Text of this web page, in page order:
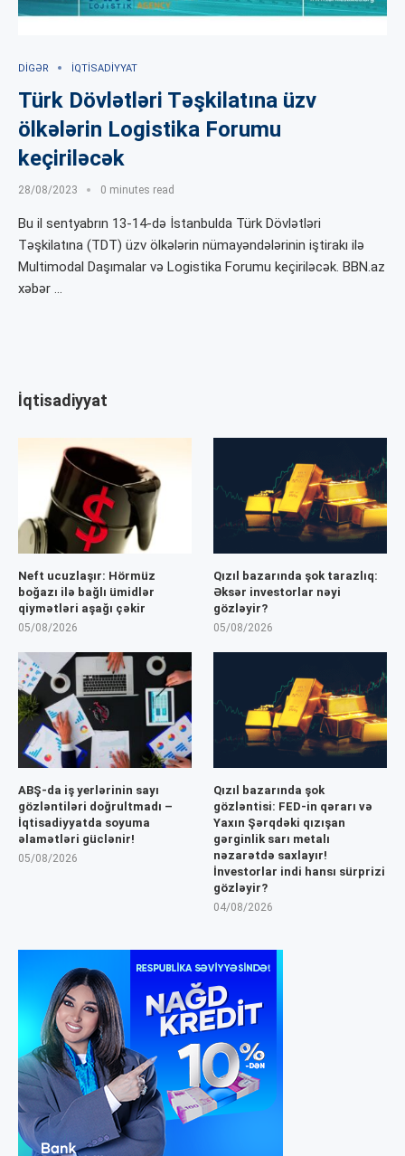
DIGƏR İQTISADIYYAT
Türk Dövlətləri Təşkilatına üzv
ölkələrin Logistika Forumu
keçiriləcək
28/08/2023 0 minutes read
Bu il sentyabrın 13-14-də İstanbulda Türk Dövlətləri
Təşkilatına (TDT) üzv ölkələrin nümayəndələrinin iştirakı ilə
Multimodal Daşımalar və Logistika Forumu keçiriləcək. BBN.az
xəbər …
İqtisadiyyat
Neft ucuzlaşır: Hörmüz
boğazı ilə bağlı ümidlər
qiymətləri aşağı çəkir
05/08/2026
Qızıl bazarında şok tarazlıq:
Əksər investorlar nəyi
gözləyir?
05/08/2026
ABŞ-da iş yerlərinin sayı
gözləntiləri doğrultmadı –
İqtisadiyyatda soyuma
əlamətləri güclənir!
05/08/2026
Qızıl bazarında şok
gözləntisi: FED-in qərarı və
Yaxın Şərqdəki qızışan
gərginlik sarı metalı
nəzarətdə saxlayır!
İnvestorlar indi hansı sürprizi
gözləyir?
04/08/2026